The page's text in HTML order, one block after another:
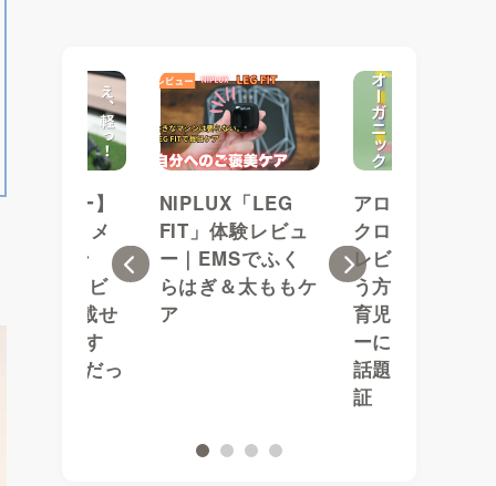
Previous
レビュー】
ックス メ
カーボン
の正直レビ
米6kg載せ
これ軽す
決め手だっ
NIPLUX「LEG
FIT」体験レビュ
ー｜EMSでふく
らはぎ＆太ももケ
ア
アロベビー ミ
クローション
レビュー｜安
う方法は？初
育児×敏感肌ベ
ーに！インス
話題の保湿力
証
Next